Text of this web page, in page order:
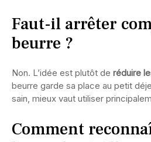
Faut-il arrêter
beurre ?
Non. L’idée est plutôt de réduire
beurre garde sa place au petit
sain, mieux vaut utiliser
Comment